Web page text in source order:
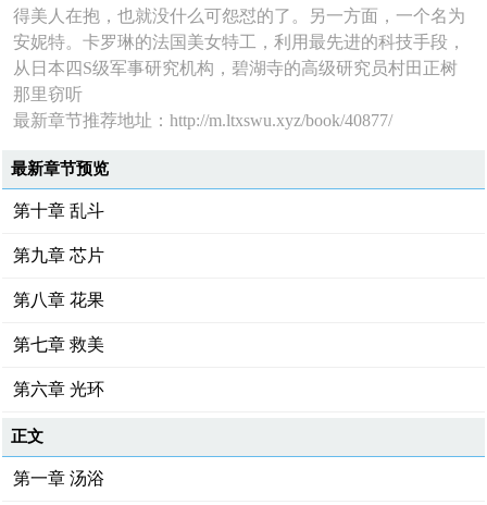
得美人在抱，也就没什么可怨怼的了。另一方面，一个名为
安妮特。卡罗琳的法国美女特工，利用最先进的科技手段，
从日本四S级军事研究机构，碧湖寺的高级研究员村田正树
那里窃听
最新章节推荐地址：http://m.ltxswu.xyz/book/40877/
最新章节预览
第十章 乱斗
第九章 芯片
第八章 花果
第七章 救美
第六章 光环
正文
第一章 汤浴